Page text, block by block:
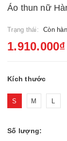
Áo thun nữ
Trạng thái: Còn
1.910.000₫
Kích thước
S M L
Số lượng: